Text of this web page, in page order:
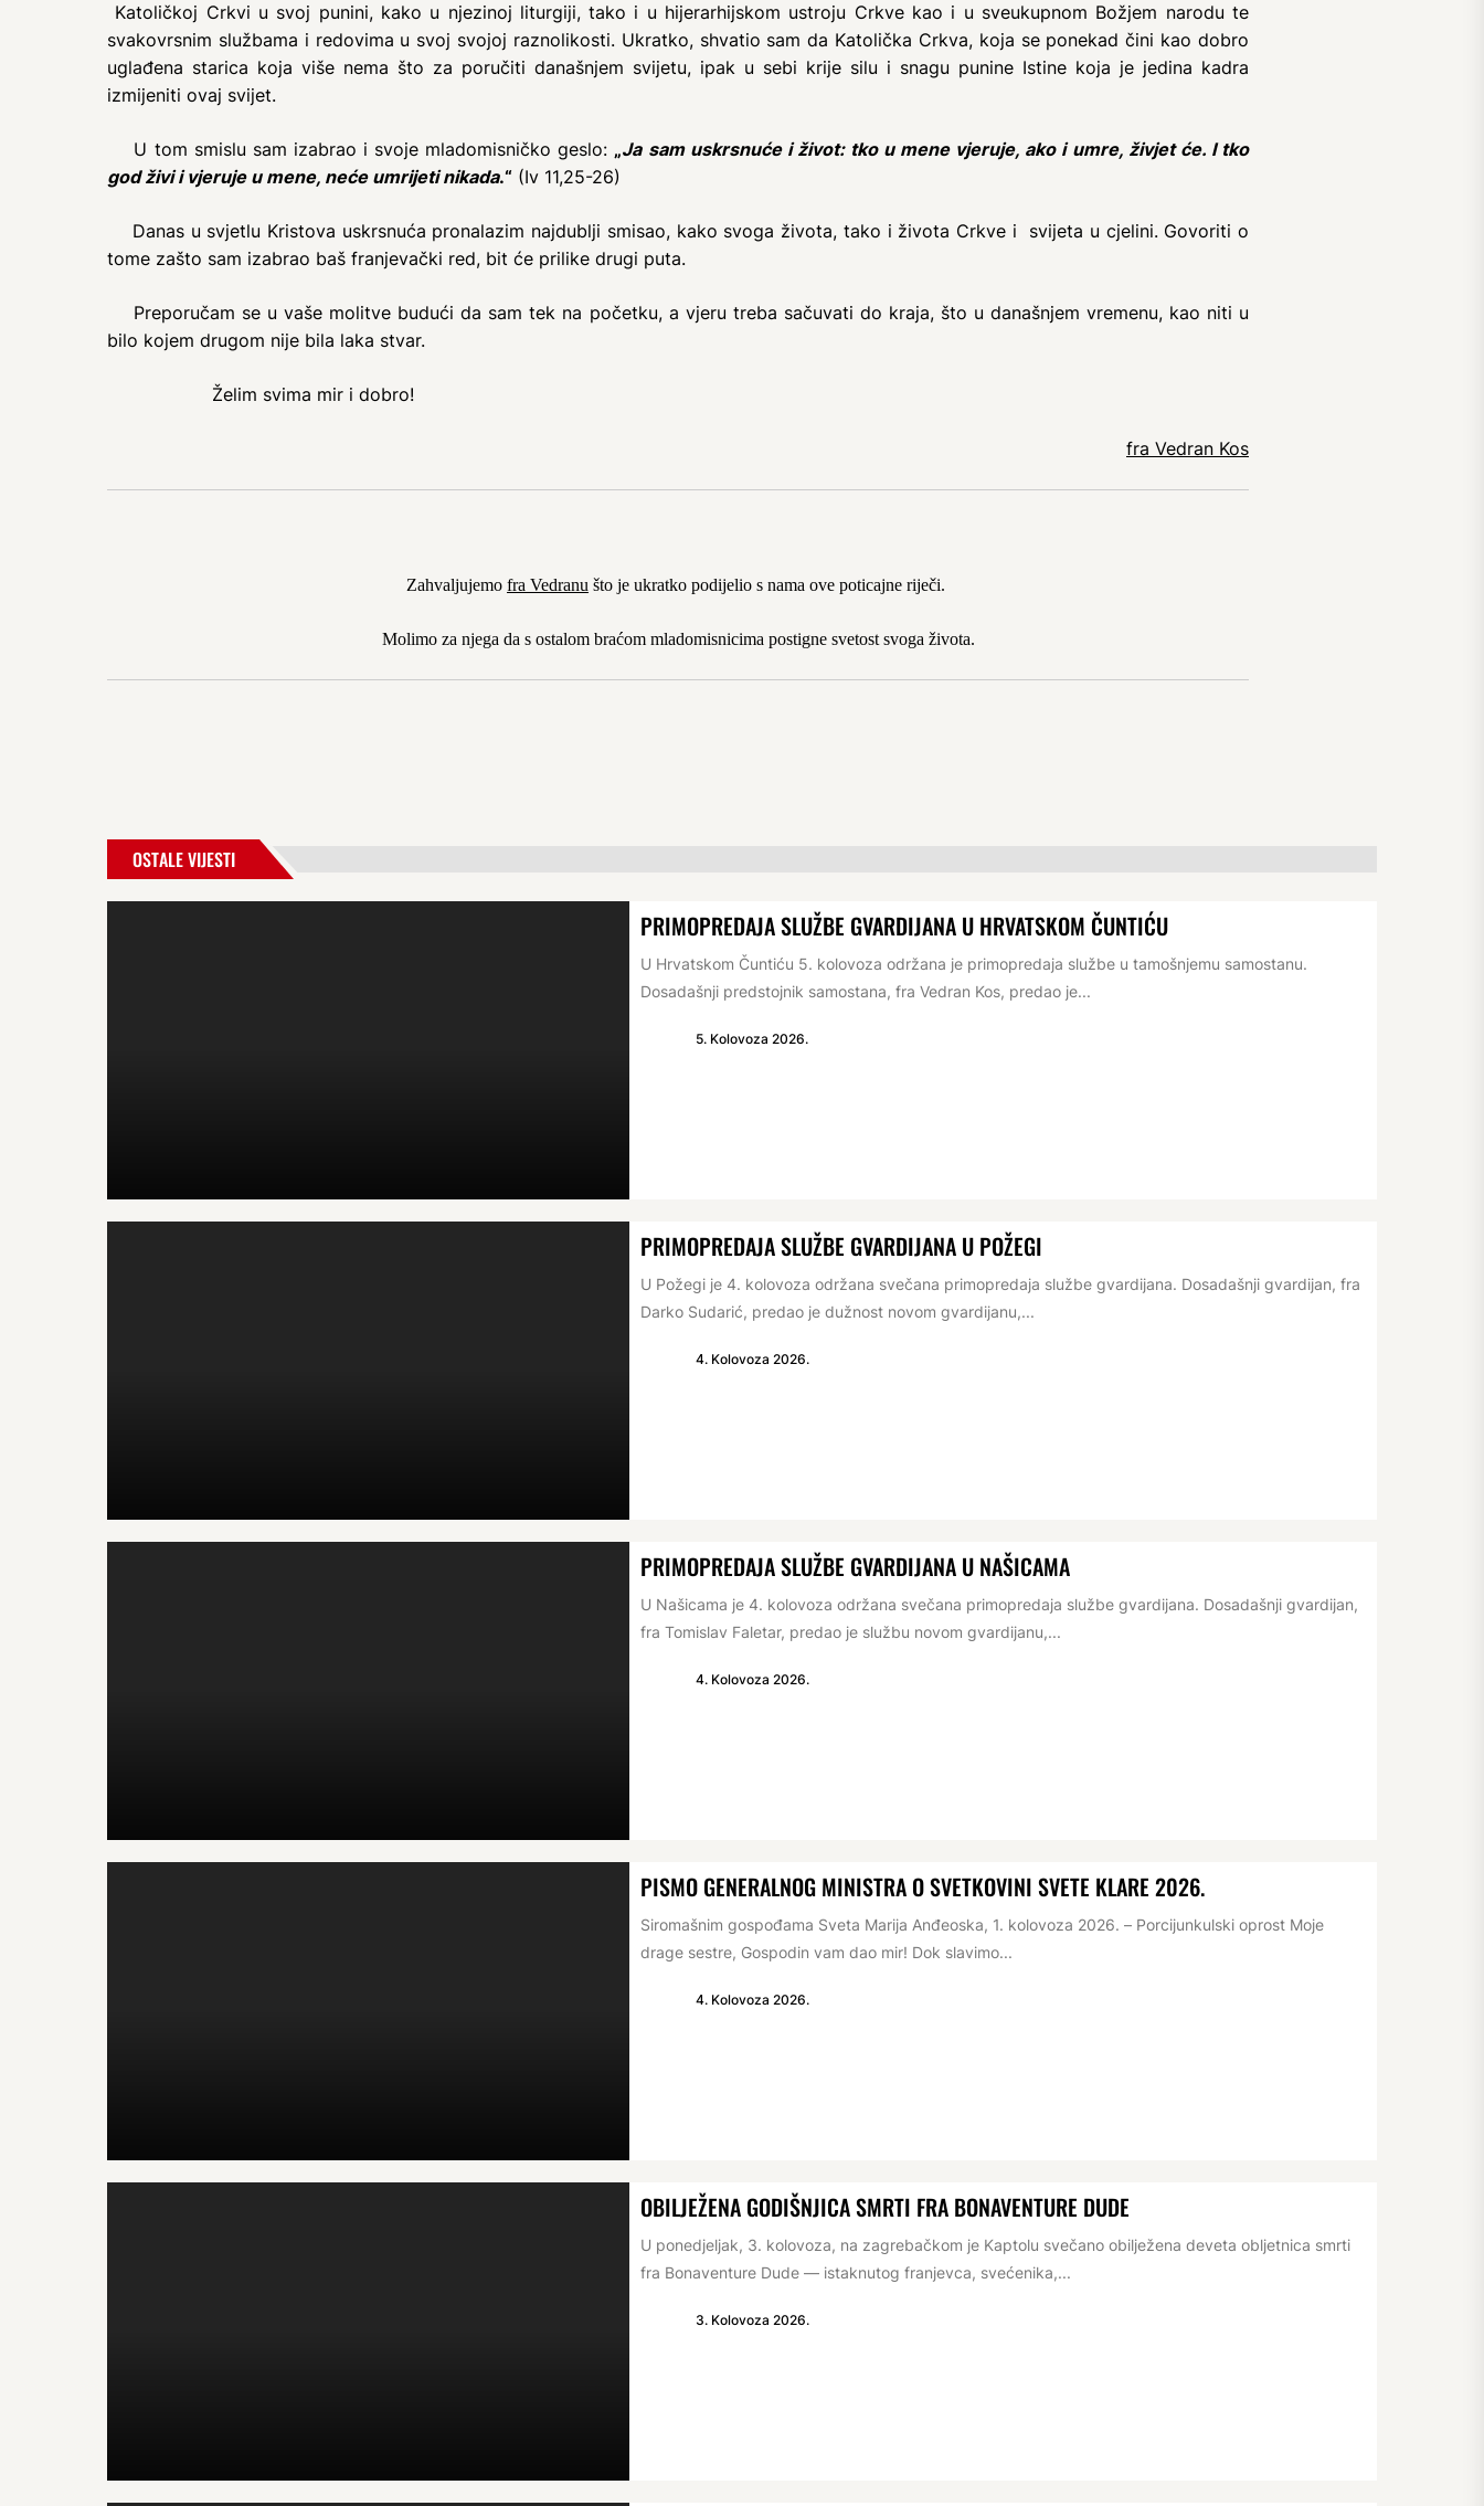
Katoličkoj Crkvi u svoj punini, kako u njezinoj liturgiji, tako i u hijerarhijskom ustroju Crkve kao i u sveukupnom Božjem narodu te
svakovrsnim službama i redovima u svoj svojoj raznolikosti. Ukratko, shvatio sam da Katolička Crkva, koja se ponekad čini kao dobro
uglađena starica koja više nema što za poručiti današnjem svijetu, ipak u sebi krije silu i snagu punine Istine koja je jedina kadra
izmijeniti ovaj svijet.
U tom smislu sam izabrao i svoje mladomisničko geslo: „Ja sam uskrsnuće i život: tko u mene vjeruje, ako i umre, živjet će. I tko
god živi i vjeruje u mene, neće umrijeti nikada.“ (Iv 11,25-26)
Danas u svjetlu Kristova uskrsnuća pronalazim najdublji smisao, kako svoga života, tako i života Crkve i svijeta u cjelini. Govoriti o
tome zašto sam izabrao baš franjevački red, bit će prilike drugi puta.
Preporučam se u vaše molitve budući da sam tek na početku, a vjeru treba sačuvati do kraja, što u današnjem vremenu, kao niti u
bilo kojem drugom nije bila laka stvar.
Želim svima mir i dobro!
fra Vedran Kos
Zahvaljujemo fra Vedranu što je ukratko podijelio s nama ove poticajne riječi.
Molimo za njega da s ostalom braćom mladomisnicima postigne svetost svoga života.
OSTALE VIJESTI
PRIMOPREDAJA SLUŽBE GVARDIJANA U HRVATSKOM ČUNTIĆU
U Hrvatskom Čuntiću 5. kolovoza održana je primopredaja službe u tamošnjemu samostanu.
Dosadašnji predstojnik samostana, fra Vedran Kos, predao je...
5. Kolovoza 2026.
PRIMOPREDAJA SLUŽBE GVARDIJANA U POŽEGI
U Požegi je 4. kolovoza održana svečana primopredaja službe gvardijana. Dosadašnji gvardijan, fra
Darko Sudarić, predao je dužnost novom gvardijanu,...
4. Kolovoza 2026.
PRIMOPREDAJA SLUŽBE GVARDIJANA U NAŠICAMA
U Našicama je 4. kolovoza održana svečana primopredaja službe gvardijana. Dosadašnji gvardijan,
fra Tomislav Faletar, predao je službu novom gvardijanu,...
4. Kolovoza 2026.
PISMO GENERALNOG MINISTRA O SVETKOVINI SVETE KLARE 2026.
Siromašnim gospođama Sveta Marija Anđeoska, 1. kolovoza 2026. – Porcijunkulski oprost Moje
drage sestre, Gospodin vam dao mir! Dok slavimo...
4. Kolovoza 2026.
OBILJEŽENA GODIŠNJICA SMRTI FRA BONAVENTURE DUDE
U ponedjeljak, 3. kolovoza, na zagrebačkom je Kaptolu svečano obilježena deveta obljetnica smrti
fra Bonaventure Dude — istaknutog franjevca, svećenika,...
3. Kolovoza 2026.